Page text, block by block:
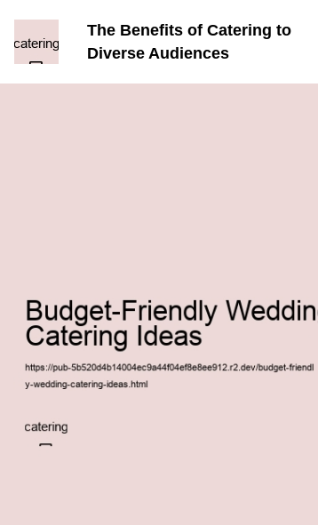
The Benefits of Catering to
Diverse Audiences